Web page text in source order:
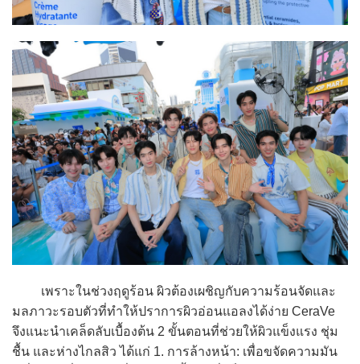
เพราะในช่วงฤดูร้อน ผิวต้องเผชิญกับความร้อนจัดและ
มลภาวะรอบตัวที่ทำให้ปราการผิวอ่อนแอลงได้ง่าย CeraVe
จึงแนะนำเคล็ดลับเบื้องต้น 2 ขั้นตอนที่ช่วยให้ผิวแข็งแรง ชุ่ม
ชื้น และห่างไกลสิว ได้แก่ 1. การล้างหน้า: เพื่อขจัดความมัน